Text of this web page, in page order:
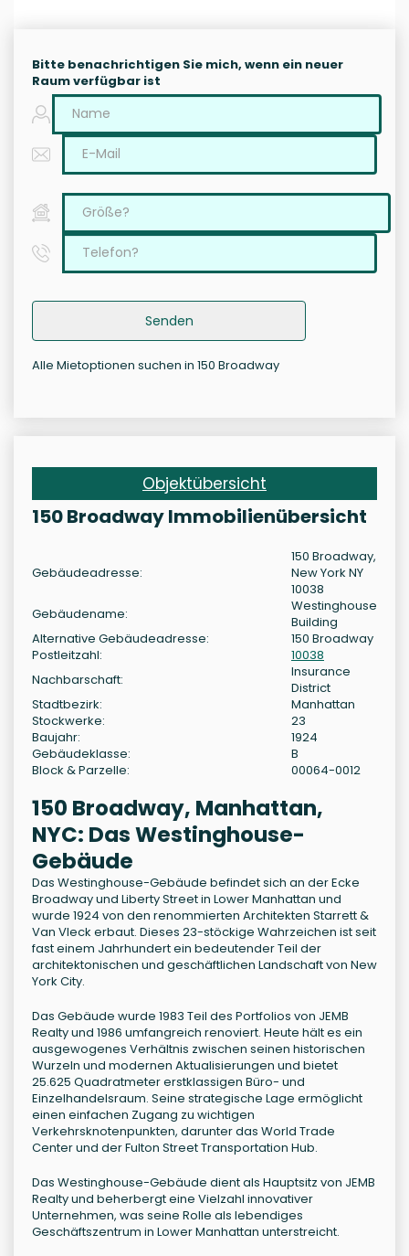
Bitte benachrichtigen Sie mich, wenn ein neuer
Raum verfügbar ist
Senden
Alle Mietoptionen suchen in 150 Broadway
Objektübersicht
150 Broadway Immobilienübersicht
Gebäudeadresse:
150 Broadway,
New York NY
10038
Gebäudename:
Westinghouse
Building
Alternative Gebäudeadresse:
150 Broadway
Postleitzahl:
10038
Nachbarschaft:
Insurance
District
Stadtbezirk:
Manhattan
Stockwerke:
23
Baujahr:
1924
Gebäudeklasse:
B
Block & Parzelle:
00064-0012
150 Broadway, Manhattan,
NYC: Das Westinghouse-
Gebäude
Das Westinghouse-Gebäude befindet sich an der Ecke
Broadway und Liberty Street in Lower Manhattan und
wurde 1924 von den renommierten Architekten Starrett &
Van Vleck erbaut. Dieses 23-stöckige Wahrzeichen ist seit
fast einem Jahrhundert ein bedeutender Teil der
architektonischen und geschäftlichen Landschaft von New
York City.
Das Gebäude wurde 1983 Teil des Portfolios von JEMB
Realty und 1986 umfangreich renoviert. Heute hält es ein
ausgewogenes Verhältnis zwischen seinen historischen
Wurzeln und modernen Aktualisierungen und bietet
25.625 Quadratmeter erstklassigen Büro- und
Einzelhandelsraum. Seine strategische Lage ermöglicht
einen einfachen Zugang zu wichtigen
Verkehrsknotenpunkten, darunter das World Trade
Center und der Fulton Street Transportation Hub.
Das Westinghouse-Gebäude dient als Hauptsitz von JEMB
Realty und beherbergt eine Vielzahl innovativer
Unternehmen, was seine Rolle als lebendiges
Geschäftszentrum in Lower Manhattan unterstreicht.